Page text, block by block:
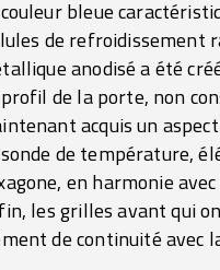
bleue
de refroidissement
anodisé a été
de la porte, non
acquis un
de température,
en harmonie
les grilles avant qui
de continuité avec